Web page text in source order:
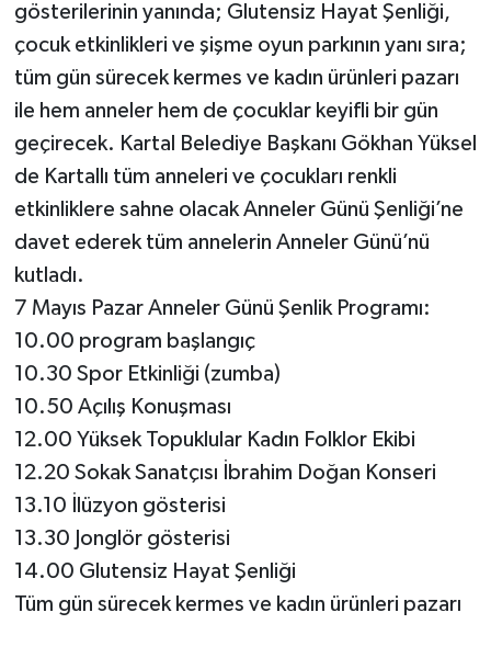
gösterilerinin yanında; Glutensiz Hayat Şenliği,
çocuk etkinlikleri ve şişme oyun parkının yanı sıra;
tüm gün sürecek kermes ve kadın ürünleri pazarı
ile hem anneler hem de çocuklar keyifli bir gün
geçirecek. Kartal Belediye Başkanı Gökhan Yüksel
de Kartallı tüm anneleri ve çocukları renkli
etkinliklere sahne olacak Anneler Günü Şenliği’ne
davet ederek tüm annelerin Anneler Günü’nü
kutladı.
7 Mayıs Pazar Anneler Günü Şenlik Programı:
10.00 program başlangıç
10.30 Spor Etkinliği (zumba)
10.50 Açılış Konuşması
12.00 Yüksek Topuklular Kadın Folklor Ekibi
12.20 Sokak Sanatçısı İbrahim Doğan Konseri
13.10 İlüzyon gösterisi
13.30 Jonglör gösterisi
14.00 Glutensiz Hayat Şenliği
Tüm gün sürecek kermes ve kadın ürünleri pazarı